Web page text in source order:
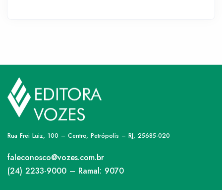
Rua Frei Luiz, 100 – Centro, Petrópolis – RJ, 25685-020
faleconosco@vozes.com.br
(24) 2233-9000 – Ramal: 9070